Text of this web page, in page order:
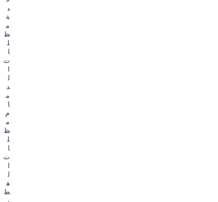
ي
ة
م
ظ
ل
ا
ت
ا
ل
د
م
ا
م
م
ظ
ل
ا
ت
ا
ل
ق
ط